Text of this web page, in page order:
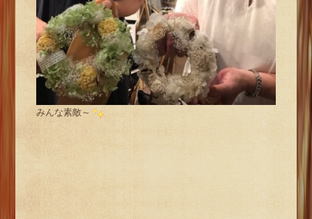
みんな素敵～